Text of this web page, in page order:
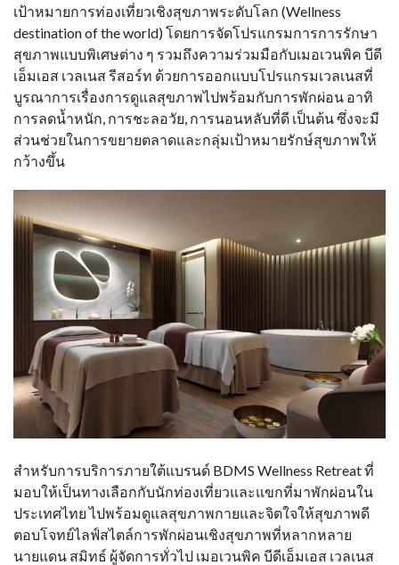
เป้าหมายการท่องเที่ยวเชิงสุขภาพระดับโลก (Wellness
destination of the world) โดยการจัดโปรแกรมการการรักษา
สุขภาพแบบพิเศษต่าง ๆ รวมถึงความร่วมมือกับเมอเวนพิค บีดี
เอ็มเอส เวลเนส รีสอร์ท ด้วยการออกแบบโปรแกรมเวลเนสที่
บูรณาการเรื่องการดูแลสุขภาพไปพร้อมกับการพักผ่อน อาทิ
การลดน้ำหนัก, การชะลอวัย, การนอนหลับที่ดี เป็นต้น ซึ่งจะมี
ส่วนช่วยในการขยายตลาดและกลุ่มเป้าหมายรักษ์สุขภาพให้
กว้างขึ้น
สำหรับการบริการภายใต้แบรนด์ BDMS Wellness Retreat ที่
มอบให้เป็นทางเลือกกับนักท่องเที่ยวและแขกที่มาพักผ่อนใน
ประเทศไทย ไปพร้อมดูแลสุขภาพกายและจิตใจให้สุขภาพดี
ตอบโจทย์ไลฟ์สไตล์การพักผ่อนเชิงสุขภาพที่หลากหลาย
นายแดน สมิทธ์ ผู้จัดการทั่วไป เมอเวนพิค บีดีเอ็มเอส เวลเนส